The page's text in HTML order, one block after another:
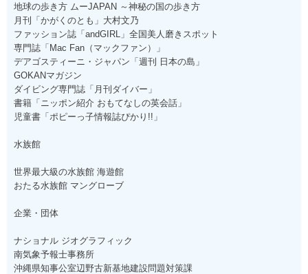
地球の歩き方 ムーJAPAN ～神秘の国の歩き方
月刊「かがくのとも」大村文乃
ファッション誌「andGIRL」全国美人磨きスポット
専門誌「Mac Fan（マックファン）」
デアゴスティーニ・ジャパン「週刊 日本の島」
GOKANマガジン
ダイビング専門誌「月刊ダイバー」
書籍「ニッポン紹介 おもてなしの英会話」
児童書「ポピーっ子情報誌ぴかり!!」
水族館
世界最大級の水族館 海遊館
おたる水族館 マングローブ
企業・団体
ナショナル ジオグラフィック
南気象予報士事務所
沖縄県知事公室辺野古新基地建設問題対策課